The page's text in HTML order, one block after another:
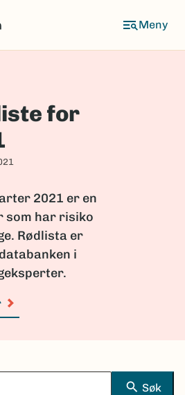
Meny
for
2021 er en
som har risiko
Rødlista er
i
search Søk